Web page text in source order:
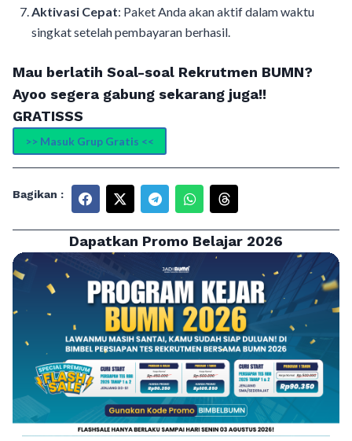
Aktivasi Cepat: Paket Anda akan aktif dalam waktu
singkat setelah pembayaran berhasil.
Mau berlatih Soal-soal Rekrutmen BUMN?
Ayoo segera gabung sekarang juga!!
GRATISSS
>> Masuk Grup Gratis <<
Bagikan :
Dapatkan Promo Belajar 2026